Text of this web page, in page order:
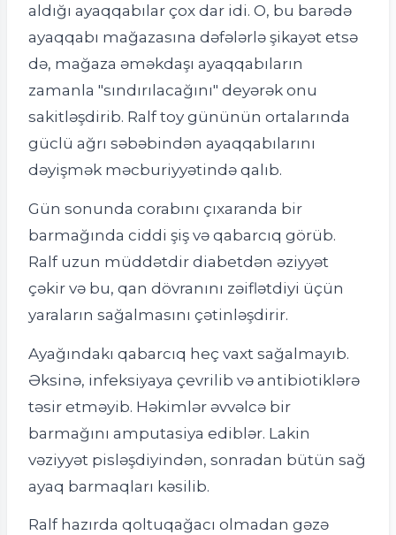
aldığı ayaqqabılar çox dar idi. O, bu barədə
ayaqqabı mağazasına dəfələrlə şikayət etsə
də, mağaza əməkdaşı ayaqqabıların
zamanla "sındırılacağını" deyərək onu
sakitləşdirib. Ralf toy gününün ortalarında
güclü ağrı səbəbindən ayaqqabılarını
dəyişmək məcburiyyətində qalıb.
Gün sonunda corabını çıxaranda bir
barmağında ciddi şiş və qabarcıq görüb.
Ralf uzun müddətdir diabetdən əziyyət
çəkir və bu, qan dövranını zəiflətdiyi üçün
yaraların sağalmasını çətinləşdirir.
Ayağındakı qabarcıq heç vaxt sağalmayıb.
Əksinə, infeksiyaya çevrilib və antibiotiklərə
təsir etməyib. Həkimlər əvvəlcə bir
barmağını amputasiya ediblər. Lakin
vəziyyət pisləşdiyindən, sonradan bütün sağ
ayaq barmaqları kəsilib.
Ralf hazırda qoltuqağacı olmadan gəzə